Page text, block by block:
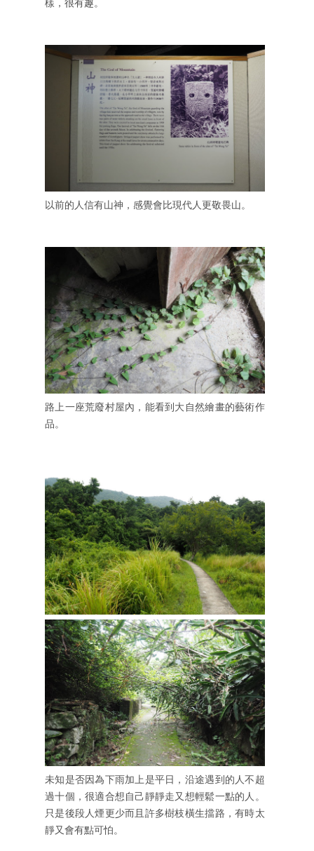
樣，很有趣。
以前的人信有山神，感覺會比現代人更敬畏山。
路上一座荒廢村屋內，能看到大自然繪畫的藝術作
品。
未知是否因為下雨加上是平日，沿途遇到的人不超
過十個，很適合想自己靜靜走又想輕鬆一點的人。
只是後段人煙更少而且許多樹枝橫生擋路，有時太
靜又會有點可怕。